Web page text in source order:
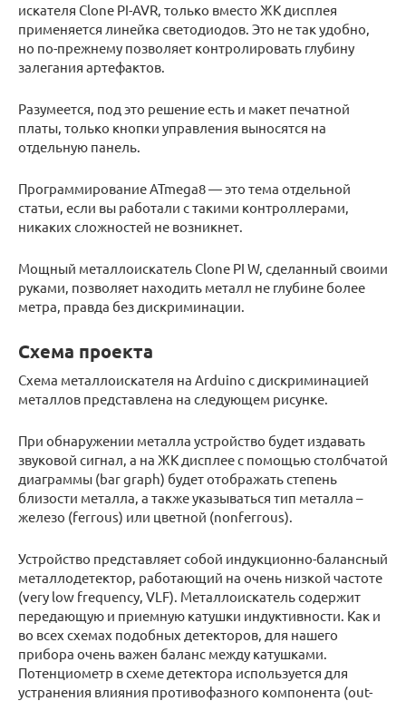
искателя Clone PI-AVR, только вместо ЖК дисплея
применяется линейка светодиодов. Это не так удобно,
но по-прежнему позволяет контролировать глубину
залегания артефактов.
Разумеется, под это решение есть и макет печатной
платы, только кнопки управления выносятся на
отдельную панель.
Программирование ATmega8 — это тема отдельной
статьи, если вы работали с такими контроллерами,
никаких сложностей не возникнет.
Мощный металлоискатель Clone PI W, сделанный своими
руками, позволяет находить металл не глубине более
метра, правда без дискриминации.
Схема проекта
Схема металлоискателя на Arduino c дискриминацией
металлов представлена на следующем рисунке.
При обнаружении металла устройство будет издавать
звуковой сигнал, а на ЖК дисплее с помощью столбчатой
диаграммы (bar graph) будет отображать степень
близости металла, а также указываться тип металла –
железо (ferrous) или цветной (nonferrous).
Устройство представляет собой индукционно-балансный
металлодетектор, работающий на очень низкой частоте
(very low frequency, VLF). Металлоискатель содержит
передающую и приемную катушки индуктивности. Как и
во всех схемах подобных детекторов, для нашего
прибора очень важен баланс между катушками.
Потенциометр в схеме детектора используется для
устранения влияния противофазного компонента (out-